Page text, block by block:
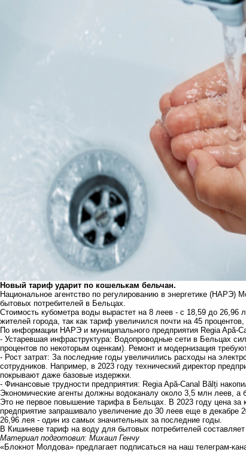
Новый тариф ударит по кошелькам бельчан.
Национальное агентство по регулированию в энергетике
бытовых потребителей в Бельцах.
Стоимость кубометра воды вырастет на 8 леев - с 18,59 до
жителей города, так как тариф увеличился почти на 45
По информации НАРЭ и муниципального предприятия Regia Apă-
- Устаревшая инфраструктура: Водопроводные сети в Бельцах
процентов по некоторым оценкам). Ремонт и модернизация
- Рост затрат: За последние годы увеличились расходы на
сотрудников. Например, в 2023 году технический директор
покрывают даже базовые издержки.
- Финансовые трудности предприятия: Regia Apă-Canal Bălți
Экономические агенты должны водоканалу около 3,5 млн леев, а
Это не первое повышение тарифа в Бельцах. В 2023 году цена
предприятие запрашивало увеличение до 30 леев еще в декабре
26,96 лея - один из самых значительных за последние годы.
В Кишиневе тариф на воду для бытовых потребителей
Материал подготовил: Михаил Генчу
«Блокнот Молдова» предлагает подписаться на наш телеграм-